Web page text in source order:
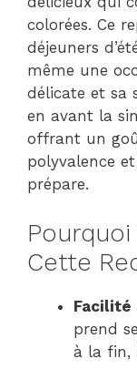
colorées. Ce
déjeuners
même une
délicate et sa
en avant la
offrant un
polyvalence
prépare.
Cette
Facilité
prend
à la fin,